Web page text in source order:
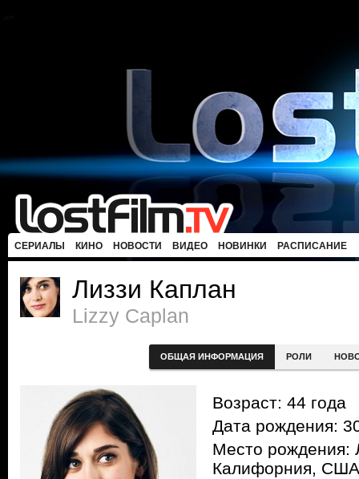
СЕРИАЛЫ КИНО НОВОСТИ ВИДЕО НОВИНКИ РАСПИСАНИЕ
Лиззи Каплан
Lizzy Caplan
ОБЩАЯ ИНФОРМАЦИЯ РОЛИ
Возраст: 44 года
Дата рождения:
Место рождения:
Калифорния, США